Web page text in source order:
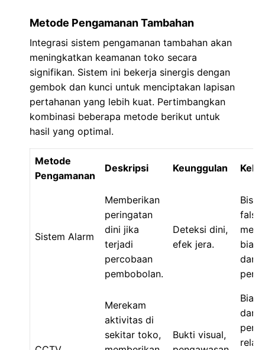
Metode Pengamanan Tambahan
Integrasi sistem pengamanan tambahan akan
meningkatkan keamanan toko secara
signifikan. Sistem ini bekerja sinergis dengan
gembok dan kunci untuk menciptakan lapisan
pertahanan yang lebih kuat. Pertimbangkan
kombinasi beberapa metode berikut untuk
hasil yang optimal.
Metode
Pengamanan
Deskripsi Keunggulan
Sistem Alarm
Memberikan
peringatan
dini jika
terjadi
percobaan
pembobolan.
Deteksi dini,
efek jera.
Bisa
false
dan
Merekam
aktivitas di
sekitar toko,
Bukti visual,
dan